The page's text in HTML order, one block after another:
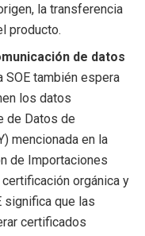
la transferencia
producto.
de datos
SOE también espera
los datos
de Datos de
mencionada en la
de Importaciones
certificación orgánica y
significa que las
certificados